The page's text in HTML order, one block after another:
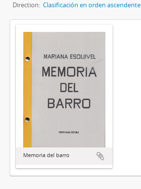
Direction: Clasificación en orden ascendente
Memoria del barro